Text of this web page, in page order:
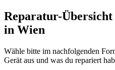
Reparatur-Übersicht
in Wien
Wähle bitte im nachfolgenden
Gerät aus und was du repariert